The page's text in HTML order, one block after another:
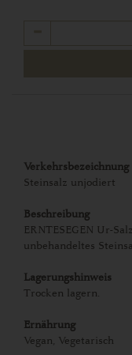
Verkehrsbezeichnung
Steinsalz unjodiert
Beschreibung
ERNTESEGEN Ur-
unbehandeltes
Lagerungshinweis
Trocken lagern.
Ernährung
Vegan, Vegetarisch